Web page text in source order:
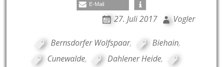
E-Mail
27. Juli 2017 Vogler
Bernsdorfer Wolfspaar, Biehain,
Cunewalde, Dahlener Heide,